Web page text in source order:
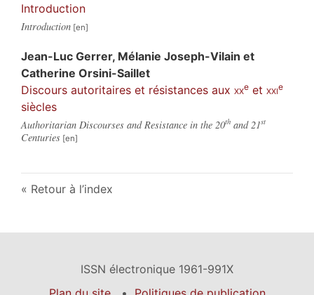
Introduction
Introduction
Jean-Luc Gerrer, Mélanie Joseph-Vilain et
Catherine Orsini-Saillet
Discours autoritaires et résistances aux xxe et xxie
siècles
Authoritarian Discourses and Resistance in the 20th and 21st
Centuries
Retour à l’index
ISSN électronique 1961-991X